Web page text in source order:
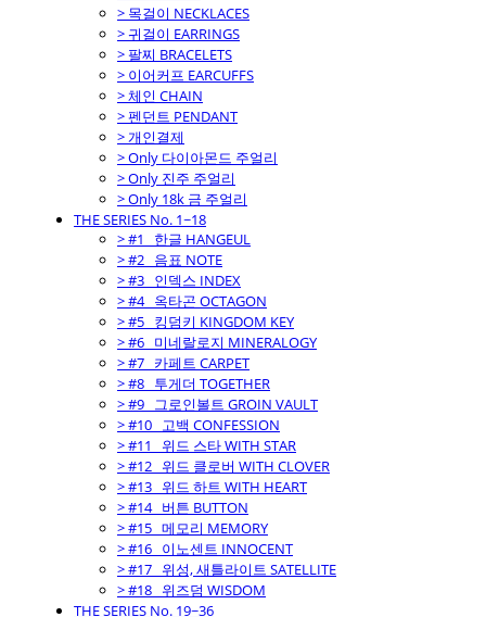
> 목걸이 NECKLACES
> 귀걸이 EARRINGS
> 팔찌 BRACELETS
> 이어커프 EARCUFFS
> 체인 CHAIN
> 펜던트 PENDANT
> 개인결제
> Only 다이아몬드 주얼리
> Only 진주 주얼리
> Only 18k 금 주얼리
THE SERIES No. 1~18
> #1_ 한글 HANGEUL
> #2_ 음표 NOTE
> #3_ 인덱스 INDEX
> #4_ 옥타곤 OCTAGON
> #5_ 킹덤키 KINGDOM KEY
> #6_ 미네랄로지 MINERALOGY
> #7_ 카페트 CARPET
> #8_ 투게더 TOGETHER
> #9_ 그로인볼트 GROIN VAULT
> #10_ 고백 CONFESSION
> #11_ 위드 스타 WITH STAR
> #12_ 위드 클로버 WITH CLOVER
> #13_ 위드 하트 WITH HEART
> #14_ 버튼 BUTTON
> #15_ 메모리 MEMORY
> #16_ 이노센트 INNOCENT
> #17_ 위성, 새틀라이트 SATELLITE
> #18_ 위즈덤 WISDOM
THE SERIES No. 19~36